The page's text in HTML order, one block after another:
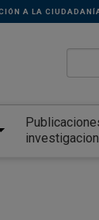
A LA